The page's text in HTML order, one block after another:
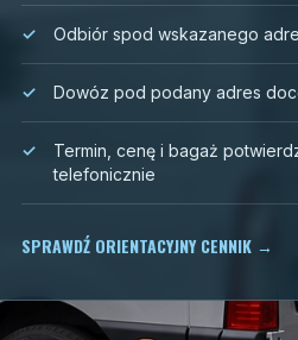
Odbiór spod wskazanego
Dowóz pod podany adres
Termin, cenę i bagaż
telefonicznie
SPRAWDŹ ORIENTACYJNY CENNIK →